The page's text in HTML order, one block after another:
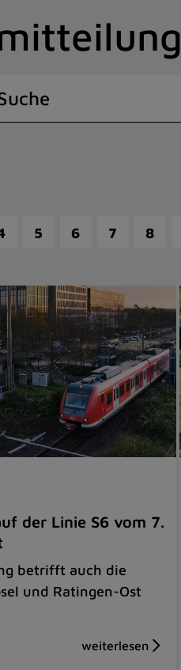
5 6 7 8
der Linie S6 vom 7.
betrifft auch die
und Ratingen-Ost